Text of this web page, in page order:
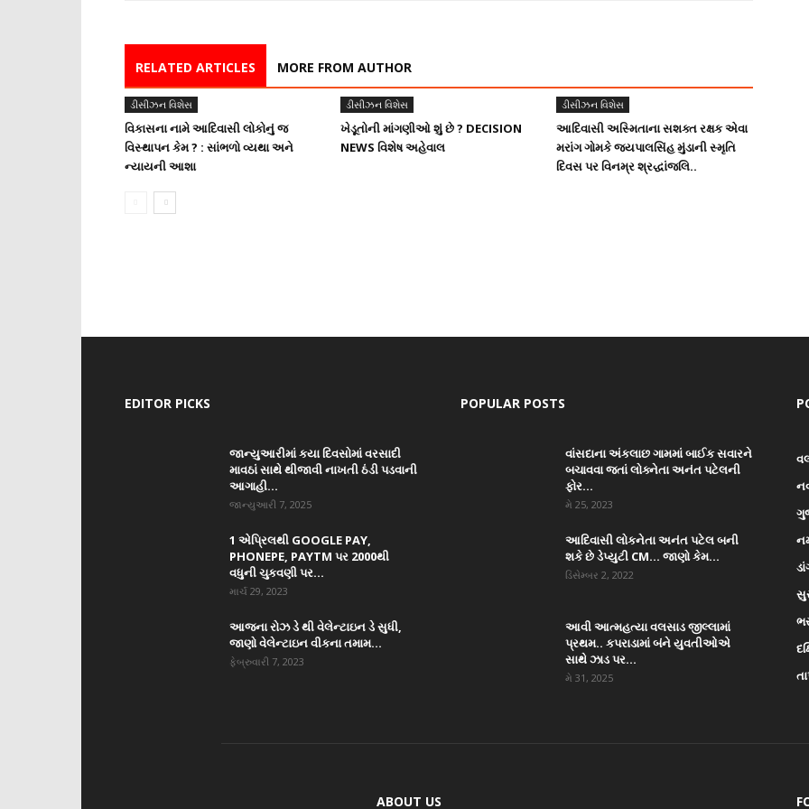
RELATED ARTICLES MORE FROM AUTHOR
ડીસીઝન વિશેસ
વિકાસના નામે આદિવાસી લોકોનું જ
વિસ્થાપન કેમ ? : સાંભળો વ્યથા અને
ન્યાયની આશા
ડીસીઝન વિશેસ
ખેડૂતોની માંગણીઓ શું છે ? DECISION
NEWS વિશેષ અહેવાલ
ડીસીઝન વિશેસ
આદિવાસી અસ્મિતાના સશક્ત રક્ષક એવા
મરાંગ ગોમકે જયપાલસિંહ મુંડાની સ્મૃતિ
દિવસ પર વિનમ્ર શ્રદ્ધાંજલિ..
EDITOR PICKS
જાન્યુઆરીમાં કયા દિવસોમાં વરસાદી
માવઠાં સાથે થીજાવી નાખતી ઠંડી પડવાની
આગાહી...
જાન્યુઆરી 7, 2025
1 એપ્રિલથી GOOGLE PAY,
PHONEPE, PAYTM પર 2000થી
વધુની ચુકવણી પર...
માર્ચ 29, 2023
આજના રોઝ ડે થી વેલેન્ટાઇન ડે સુધી,
જાણો વેલેન્ટાઇન વીકના તમામ...
ફેબ્રુવારી 7, 2023
POPULAR POSTS
વાંસદાના અંકલાછ ગામમાં બાઈક સવારને
બચાવવા જતાં લોક્નેતા અનંત પટેલની
ફોર...
મે 25, 2023
આદિવાસી લોકનેતા અનંત પટેલ બની
શકે છે ડેપ્યુટી CM… જાણો કેમ...
ડિસેમ્બર 2, 2022
આવી આત્મહત્યા વલસાડ જીલ્લામાં
પ્રથમ.. કપરાડામાં બંને યુવતીઓએ
સાથે ઝાડ પર...
મે 31, 2025
ABOUT US